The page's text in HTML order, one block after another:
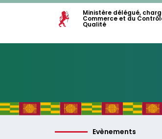
Ministère délégué,
Commerce et du
Qualité
Evènements